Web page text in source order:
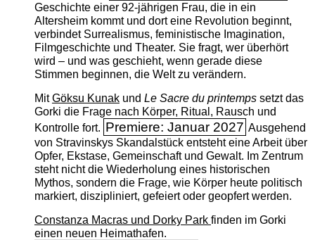
Geschichte einer 92-jährigen Frau, die in ein
Altersheim kommt und dort eine Revolution beginnt,
verbindet Surrealismus, feministische Imagination,
Filmgeschichte und Theater. Sie fragt, wer überhört
wird – und was geschieht, wenn gerade diese
Stimmen beginnen, die Welt zu verändern.
MitGöksu Kunakund Le Sacre du printempssetzt das
Gorki die Frage nach Körper, Ritual, Rausch und
Kontrolle fort. Premiere: Januar 2027 Ausgehend
von Stravinskys Skandalstück entsteht eine Arbeit über
Opfer, Ekstase, Gemeinschaft und Gewalt. Im Zentrum
steht nicht die Wiederholung eines historischen
Mythos, sondern die Frage, wie Körper heute politisch
markiert, diszipliniert, gefeiert oder geopfert werden.
Constanza Macras und Dorky Park finden im Gorki
einen neuen Heimathafen.